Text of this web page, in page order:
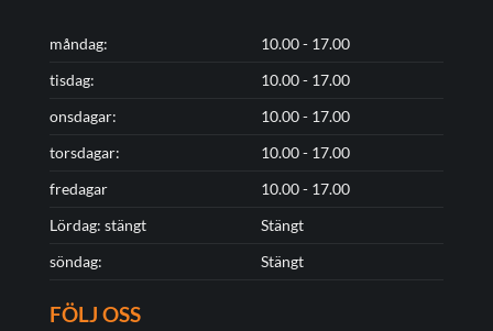
måndag:
10.00 - 17.00
tisdag:
10.00 - 17.00
onsdagar:
10.00 - 17.00
torsdagar:
10.00 - 17.00
fredagar
10.00 - 17.00
Lördag: stängt
Stängt
söndag:
Stängt
FÖLJ OSS